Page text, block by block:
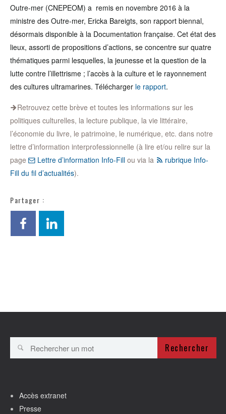
Outre-mer (CNEPEOM) a remis en novembre 2016 à la
ministre des Outre-mer, Ericka Bareigts, son rapport biennal,
désormais disponible à la Documentation française. Cet état des
lieux, assorti de propositions d’actions, se concentre sur quatre
thématiques parmi lesquelles, la jeunesse et la question de la
lutte contre l’illettrisme ; l’accès à la culture et le rayonnement
des cultures ultramarines. Télécharger le rapport.
Retrouvez cette brève et toutes les informations sur les
politiques culturelles, la lecture publique, la vie littéraire,
l’économie du livre, le patrimoine, le numérique, etc. dans notre
lettre d’information interprofessionnelle (à lire et/ou relire sur la
page
Lettre d’information Info-Fill ou via la
rubrique Info-
Fill du fil d’actualités).
Partager :
Rechercher
Accès extranet
Presse